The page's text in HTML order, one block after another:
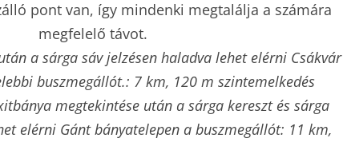
pont van, így mindenki megtalálja a számára
megfelelő távot.
a sárga sáv jelzésen haladva lehet elérni Csákvár
buszmegállót.: 7 km, 120 m szintemelkedés
megtekintése után a sárga kereszt és sárga
elérni Gánt bányatelepen a buszmegállót: 11 km,